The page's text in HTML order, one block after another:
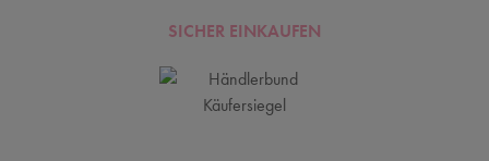
SICHER EINKAUFEN